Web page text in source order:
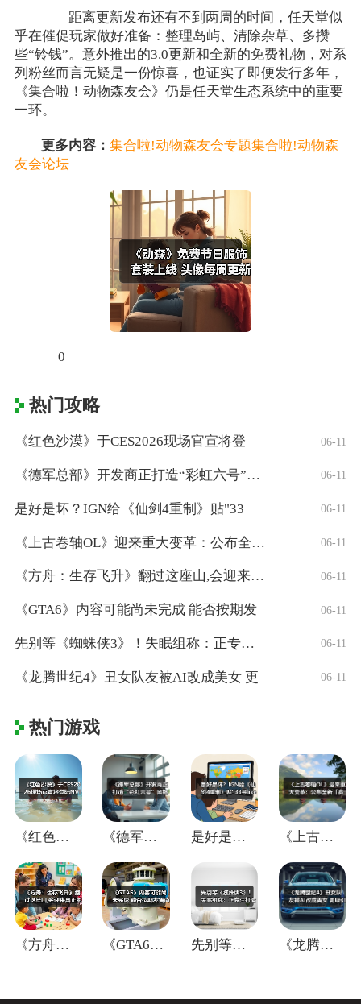
距离更新发布还有不到两周的时间，任天堂似
乎在催促玩家做好准备：整理岛屿、清除杂草、多攒
些“铃钱”。意外推出的3.0更新和全新的免费礼物，对系
列粉丝而言无疑是一份惊喜，也证实了即便发行多年，
《集合啦！动物森友会》仍是任天堂生态系统中的重要
一环。
更多内容：集合啦!动物森友会专题集合啦!动物森
友会论坛
0
热门攻略
《红色沙漠》于CES2026现场官宣将登 06-11
《德军总部》开发商正打造“彩虹六号”风格 06-11
是好是坏？IGN给《仙剑4重制》贴"33 06-11
《上古卷轴OL》迎来重大变革：公布全新「 06-11
《方舟：生存飞升》翻过这座山,会迎来真正 06-11
《GTA6》内容可能尚未完成 能否按期发 06-11
先别等《蜘蛛侠3》！失眠组称：正专注打造 06-11
《龙腾世纪4》丑女队友被AI改成美女 更 06-11
热门游戏
《红色沙漠》于CES2026现场官宣将登 《德军总部》开发商正打造“彩虹六号”风格 是好是坏？IGN给《仙剑4重制》贴"33 《上古卷轴OL》迎来重大变革：公布全新「
《方舟：生存飞升》翻过这座山,会迎来真正 《GTA6》内容可能尚未完成 能否按期发 先别等《蜘蛛侠3》！失眠组称：正专注打造 《龙腾世纪4》丑女队友被AI改成美女 更